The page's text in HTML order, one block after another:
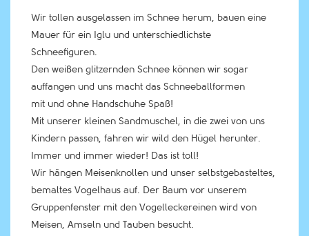
Wir tollen ausgelassen im Schnee herum, bauen eine
Mauer für ein Iglu und unterschiedlichste
Schneefiguren.
Den weißen glitzernden Schnee können wir sogar
auffangen und uns macht das Schneeballformen
mit und ohne Handschuhe Spaß!
Mit unserer kleinen Sandmuschel, in die zwei von uns
Kindern passen, fahren wir wild den Hügel herunter.
Immer und immer wieder! Das ist toll!
Wir hängen Meisenknollen und unser selbstgebasteltes,
bemaltes Vogelhaus auf. Der Baum vor unserem
Gruppenfenster mit den Vogelleckereinen wird von
Meisen, Amseln und Tauben besucht.